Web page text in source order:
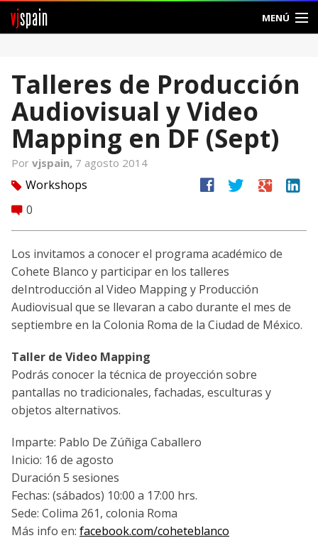
vjspain MENÚ
Foros
Noticias
Ayuda
Entrar
Crear Cuenta
Talleres de Producción
Audiovisual y Video
Mapping en DF (Sept)
Por vjspain, 7 agosto 2014
tag Workshops
comment 0
facebook twitter google linkedin
Los invitamos a conocer el programa académico de
Cohete Blanco y participar en los talleres
deIntroducción al Video Mapping y Producción
Audiovisual que se llevaran a cabo durante el mes de
septiembre en la Colonia Roma de la Ciudad de México.
Taller de Video Mapping
Podrás conocer la técnica de proyección sobre
pantallas no tradicionales, fachadas, esculturas y
objetos alternativos.
Imparte: Pablo De Zúñiga Caballero
Inicio: 16 de agosto
Duración 5 sesiones
Fechas: (sábados) 10:00 a 17:00 hrs.
Sede: Colima 261, colonia Roma
Más info en: facebook.com/coheteblanco